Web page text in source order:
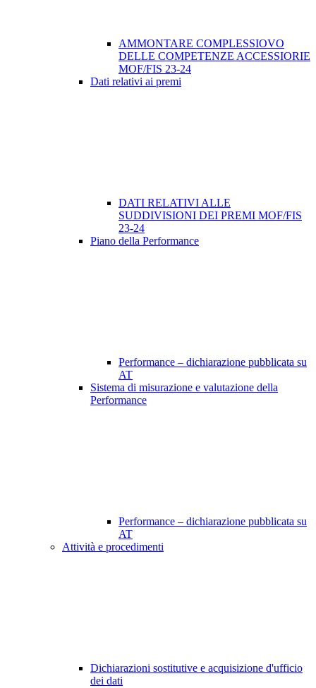
AMMONTARE COMPLESSIOVO
DELLE COMPETENZE ACCESSIORIE
MOF/FIS 23-24
Dati relativi ai premi
DATI RELATIVI ALLE
SUDDIVISIONI DEI PREMI MOF/FIS
23-24
Piano della Performance
Performance – dichiarazione pubblicata su
AT
Sistema di misurazione e valutazione della
Performance
Performance – dichiarazione pubblicata su
AT
Attività e procedimenti
Dichiarazioni sostitutive e acquisizione d'ufficio
dei dati